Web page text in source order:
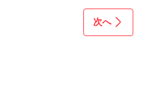
次へ